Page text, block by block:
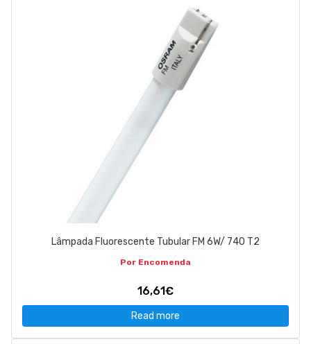
Lâmpada Fluorescente Tubular FM 6W/ 740 T2
Por Encomenda
16,61€
Read more